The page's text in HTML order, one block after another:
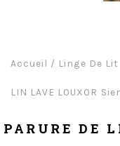
Accueil / Linge De Lit
LIN LAVE LOUXOR
PARURE DE